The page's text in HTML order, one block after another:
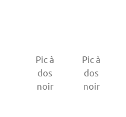
Pic à
dos
noir
Pic à
dos
noir